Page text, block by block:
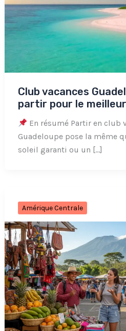
Club vacances
partir pour le
En résumé Partir en club
Guadeloupe pose la même
soleil garanti ou un […]
Amérique Centrale